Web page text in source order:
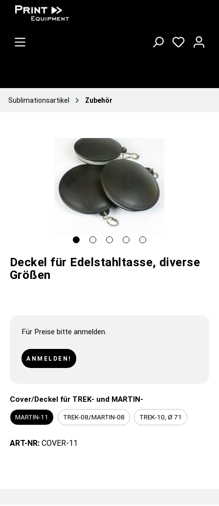
Sublimationsartikel Zubehör
Deckel für Edelstahltasse, diverse
Größen
Für Preise bitte anmelden.
ANMELDEN!
Cover/Deckel für TREK- und MARTIN-
MARTIN-11 TREK-08/MARTIN-08 TREK-10, Ø 71
ART-NR: COVER-11